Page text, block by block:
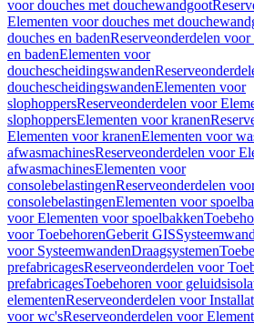
voor douches met douchewandgoot
Elementen voor douches met
douches en badenReserveonderdelen
en badenElementen voor
douchescheidingswanden
douchescheidingswandenElementen voor
slophoppersReserveonderdelen voor
slophoppersElementen voor kranen
Elementen voor kranenElementen voor
afwasmachinesReserveonderdelen voor
afwasmachinesElementen voor
consolebelastingenReserveonderdelen
consolebelastingenElementen voor
voor Elementen voor spoelbakken
voor ToebehorenGeberit GIS
voor SysteemwandenDraagsystemen
prefabricagesReserveonderdelen voor
prefabricagesToebehoren voor
elementenReserveonderdelen voor
voor wc'sReserveonderdelen voor